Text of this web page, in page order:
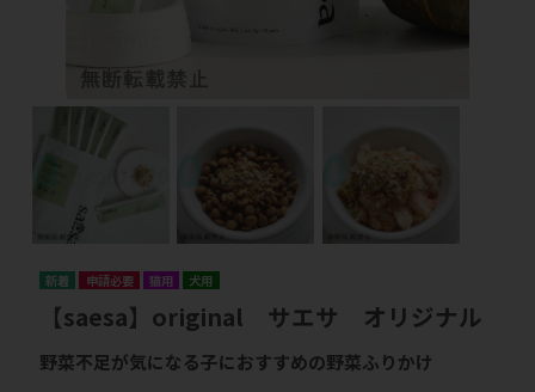
申請必要 猫用 犬用
【saesa】original サエサ オリジナル
野菜不足が気になる子におすすめの野菜ふりかけ